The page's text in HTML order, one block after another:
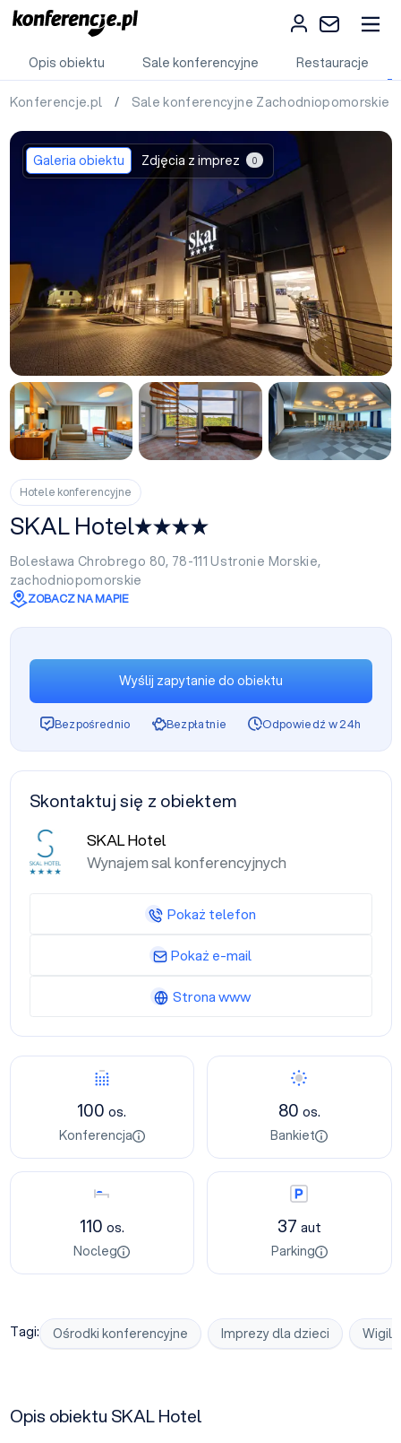
Opis obiektu Sale konferencyjne Restauracje
Konferencje.pl / Sale konferencyjne Zachodniopomorskie
Galeria obiektu Zdjęcia z imprez 0
Hotele konferencyjne
SKAL Hotel
Bolesława Chrobrego 80, 78-111Ustronie Morskie,
zachodniopomorskie
ZOBACZ NA MAPIE
Konferencja
100os.
Konferencja
Bankiet
80 os.
Bankiet
Nocleg
110 os.
Nocleg
Parking
37 aut
Parking
Tagi: Ośrodki konferencyjne Imprezy dla dzieci
Opis obiektu SKAL Hotel
Wyślij zapytanie do obiektu
Bezpośrednio Bezpłatnie Odpowiedź w 24h
Skontaktuj się z obiektem
SKAL Hotel
Wynajem sal konferencyjnych
Pokaż telefon
Pokaż e-mail
Strona www